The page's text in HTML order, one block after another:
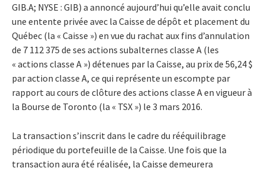
GIB.A; NYSE : GIB) a annoncé aujourd’hui qu’elle avait conclu
une entente privée avec la Caisse de dépôt et placement du
Québec (la « Caisse ») en vue du rachat aux fins d’annulation
de 7 112 375 de ses actions subalternes classe A (les
« actions classe A ») détenues par la Caisse, au prix de 56,24 $
par action classe A, ce qui représente un escompte par
rapport au cours de clôture des actions classe A en vigueur à
la Bourse de Toronto (la « TSX ») le 3 mars 2016.
La transaction s’inscrit dans le cadre du rééquilibrage
périodique du portefeuille de la Caisse. Une fois que la
transaction aura été réalisée, la Caisse demeurera